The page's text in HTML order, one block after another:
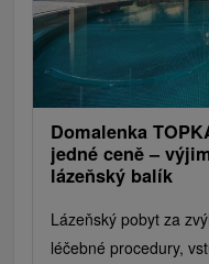
Domalenka
jedné ceně –
lázeňský balík
Lázeňský pobyt za
léčebné procedury,